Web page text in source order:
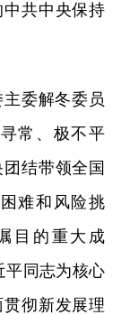
共中央保持
委解冬委员
常、极不平
结带领全国
难和风险挑
目的重大成
平同志为核心
彻新发展理